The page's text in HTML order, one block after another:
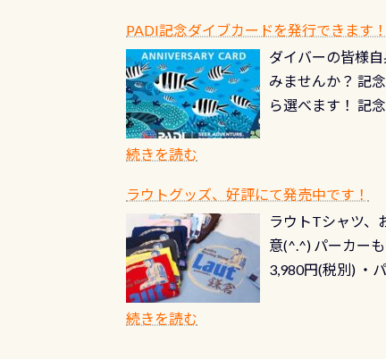
PADI記念ダイブカードを発行できます！
ダイバーの皆様
みませんか？ 記
ら選べます！ 記
続きを読む
ラウトグッズ、好評にて発売中です！
ラウトTシャツ、
意(^.^) パーカー
3,980円(税別) ・
続きを読む